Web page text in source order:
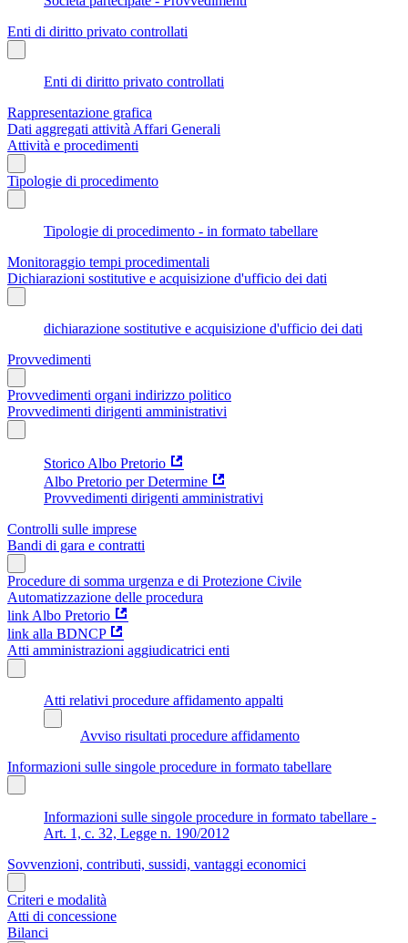
Enti di diritto privato controllati
Enti di diritto privato controllati
Rappresentazione grafica
Dati aggregati attività Affari Generali
Attività e procedimenti
Tipologie di procedimento
Tipologie di procedimento - in formato tabellare
Monitoraggio tempi procedimentali
Dichiarazioni sostitutive e acquisizione d'ufficio dei dati
dichiarazione sostitutive e acquisizione d'ufficio dei dati
Provvedimenti
Provvedimenti organi indirizzo politico
Provvedimenti dirigenti amministrativi
Storico Albo Pretorio
Albo Pretorio per Determine
Provvedimenti dirigenti amministrativi
Controlli sulle imprese
Bandi di gara e contratti
Procedure di somma urgenza e di Protezione Civile
Automatizzazione delle procedura
link Albo Pretorio
link alla BDNCP
Atti amministrazioni aggiudicatrici enti
Atti relativi procedure affidamento appalti
Avviso risultati procedure affidamento
Informazioni sulle singole procedure in formato tabellare
Informazioni sulle singole procedure in formato tabellare -
Art. 1, c. 32, Legge n. 190/2012
Sovvenzioni, contributi, sussidi, vantaggi economici
Criteri e modalità
Atti di concessione
Bilanci